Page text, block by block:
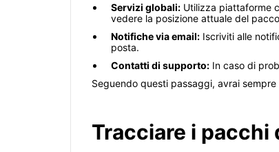
Servizi globali: Utilizza piattaforme
vedere la posizione attuale del
Notifiche via email: Iscriviti alle
posta.
Contatti di supporto: In caso di
Seguendo questi passaggi, avrai
Tracciare i